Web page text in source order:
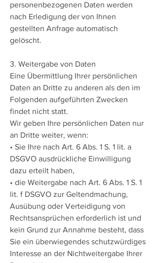
personenbezogenen Daten werden
nach Erledigung der von Ihnen
gestellten Anfrage automatisch
gelöscht.
3. Weitergabe von Daten
Eine Übermittlung Ihrer persönlichen
Daten an Dritte zu anderen als den im
Folgenden aufgeführten Zwecken
findet nicht statt.
Wir geben Ihre persönlichen Daten nur
an Dritte weiter, wenn:
• Sie Ihre nach Art. 6 Abs. 1 S. 1 lit. a
DSGVO ausdrückliche Einwilligung
dazu erteilt haben,
• die Weitergabe nach Art. 6 Abs. 1 S. 1
lit. f DSGVO zur Geltendmachung,
Ausübung oder Verteidigung von
Rechtsansprüchen erforderlich ist und
kein Grund zur Annahme besteht, dass
Sie ein überwiegendes schutzwürdiges
Interesse an der Nichtweitergabe Ihrer